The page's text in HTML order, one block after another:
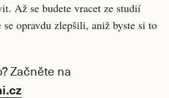
Až se budete vracet ze studií
opravdu zlepšili, aniž byste si to
Začněte na